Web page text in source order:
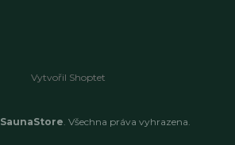
Vytvořil Shoptet
SaunaStore . Všechna práva vyhrazena.